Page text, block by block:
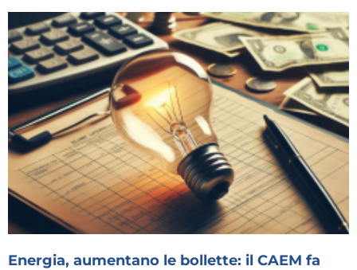
Energia, aumentano le bollette: il CAEM fa